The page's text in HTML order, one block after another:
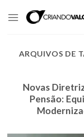
ARQUIVOS DE
Novas
Pensão: